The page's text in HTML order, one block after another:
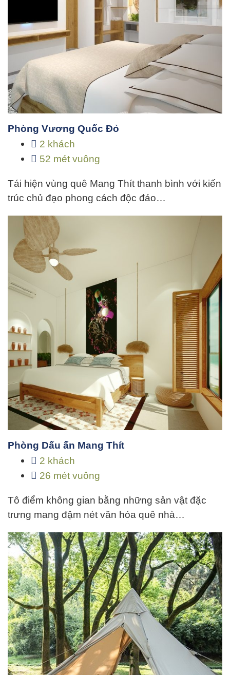
Phòng Vương Quốc Đỏ
2 khách
52 mét vuông
Tái hiện vùng quê Mang Thít thanh bình với kiến
trúc chủ đạo phong cách độc đáo…
Phòng Dấu ấn Mang Thít
2 khách
26 mét vuông
Tô điểm không gian bằng những sản vật đặc
trưng mang đậm nét văn hóa quê nhà…